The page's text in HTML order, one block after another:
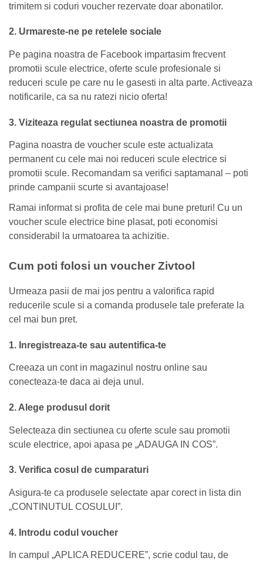
trimitem si coduri voucher rezervate doar abonatilor.
2. Urmareste-ne pe retelele sociale
Pe pagina noastra de Facebook impartasim frecvent
promotii scule electrice, oferte scule profesionale si
reduceri scule pe care nu le gasesti in alta parte. Activeaza
notificarile, ca sa nu ratezi nicio oferta!
3. Viziteaza regulat sectiunea noastra de promotii
Pagina noastra de voucher scule este actualizata
permanent cu cele mai noi reduceri scule electrice si
promotii scule. Recomandam sa verifici saptamanal – poti
prinde campanii scurte si avantajoase!
Ramai informat si profita de cele mai bune preturi! Cu un
voucher scule electrice bine plasat, poti economisi
considerabil la urmatoarea ta achizitie.
Cum poti folosi un voucher Zivtool
Urmeaza pasii de mai jos pentru a valorifica rapid
reducerile scule si a comanda produsele tale preferate la
cel mai bun pret.
1. Inregistreaza-te sau autentifica-te
Creeaza un cont in magazinul nostru online sau
conecteaza-te daca ai deja unul.
2. Alege produsul dorit
Selecteaza din sectiunea cu oferte scule sau promotii
scule electrice, apoi apasa pe „ADAUGA IN COS”.
3. Verifica cosul de cumparaturi
Asigura-te ca produsele selectate apar corect in lista din
„CONTINUTUL COSULUI”.
4. Introdu codul voucher
In campul „APLICA REDUCERE”, scrie codul tau, de